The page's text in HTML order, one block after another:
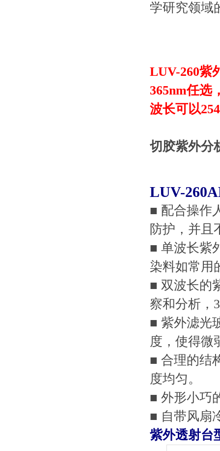
学研究领域
LUV-260紫
365nm任选
波长可以
切胶紫外分
LUV-
■ 配合操作
防护，并且
■ 单波长紫
染料如常用
■ 双波长的
察和分析，
■ 紫外滤光
度，使得微
■ 合理的结
度均匀。
■ 外形小巧
■ 自带风扇
紫外透射台